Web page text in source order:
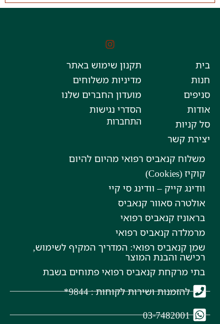
בית
חנות
סניפים
אודות
סל קניות
יצירת קשר
תקנון שימוש באתר
מדיניות משלוחים
מועדון החברים שלנו
הסדרי נגישות
התחברות
משלוח קנאביס רפואי מהיום להיום
קוקיז (Cookies)
וודינג קייק – וודינג סי קיי
אולטרה סאוור קנאביס
בראוניז קנאביס רפואי
מרמלדה קנאביס רפואי
שמן קנאביס רפואי: המדריך המקיף לשימוש,
רכישה והבנת המוצר
בתי מרקחת קנאביס רפואי פתוחים בשבת
להזמנות ושירות לקוחות : 9844*
03-7482001